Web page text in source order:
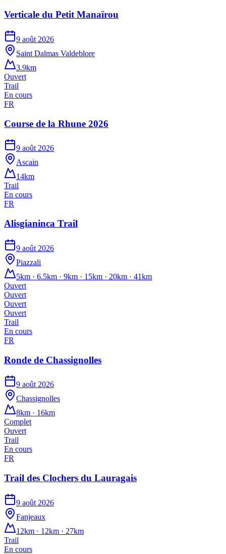
Verticale du Petit Manaïrou
9 août 2026
Saint Dalmas Valdeblore
3.9km
Ouvert
Trail
En cours
FR
Course de la Rhune 2026
9 août 2026
Ascain
14km
Trail
En cours
FR
Alisgianinca Trail
9 août 2026
Piazzali
5km · 6.5km · 9km · 15km · 20km · 41km
Ouvert
Ouvert
Ouvert
Ouvert
Trail
En cours
FR
Ronde de Chassignolles
9 août 2026
Chassignolles
8km · 16km
Complet
Ouvert
Trail
En cours
FR
Trail des Clochers du Lauragais
9 août 2026
Fanjeaux
12km · 12km · 27km
Trail
En cours